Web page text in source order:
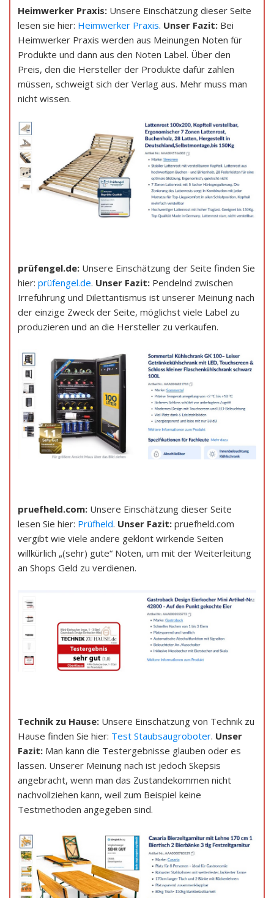
Heimwerker Praxis: Unsere Einschätzung dieser Seite
lesen sie hier: Heimwerker Praxis. Unser Fazit: Bei
Heimwerker Praxis werden aus Meinungen Noten für
Produkte und dann aus den Noten Label. Über den
Preis, den die Hersteller der Produkte dafür zahlen
müssen, schweigt sich der Verlag aus. Mehr muss man
nicht wissen.
prüfengel.de: Unsere Einschätzung der Seite finden Sie
hier: prüfengel.de. Unser Fazit: Pendelnd zwischen
Irreführung und Dilettantismus ist unserer Meinung nach
der einzige Zweck der Seite, möglichst viele Label zu
produzieren und an die Hersteller zu verkaufen.
pruefheld.com: Unsere Einschätzung dieser Seite
lesen Sie hier: Prüfheld. Unser Fazit: pruefheld.com
vergibt wie viele andere geklont wirkende Seiten
willkürlich „(sehr) gute“ Noten, um mit der Weiterleitung
an Shops Geld zu verdienen.
Technik zu Hause: Unsere Einschätzung von Technik zu
Hause finden Sie hier: Test Staubsaugroboter. Unser
Fazit: Man kann die Testergebnisse glauben oder es
lassen. Unserer Meinung nach ist jedoch Skepsis
angebracht, wenn man das Zustandekommen nicht
nachvollziehen kann, weil zum Beispiel keine
Testmethoden angegeben sind.